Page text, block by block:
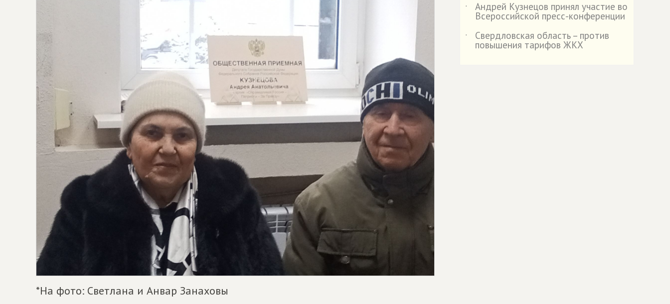
*На фото: Светлана и Анвар Занаховы
˙
Андрей Кузнецов принял участие во
Всероссийской пресс-конференции
˙
Свердловская область – против
повышения тарифов ЖКХ